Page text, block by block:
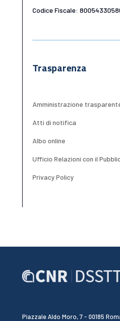
Codice Fiscale:
Trasparenza
Amministrazione
Atti di notifica
Albo online
Ufficio Relazioni con il
Privacy Policy
Piazzale Aldo Moro, 7 - 00185